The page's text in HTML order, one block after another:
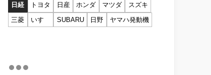
日経 トヨタ 日産 ホンダ マツダ
スズキ
三菱
いすゞ SUBARU 日野 ヤマハ発動機